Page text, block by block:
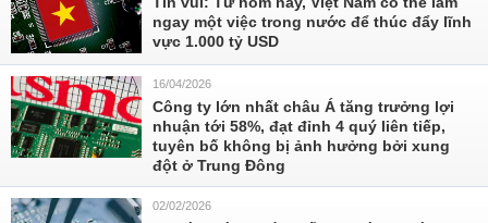
ngay một việc trong nước để thúc đẩy lĩnh
vực 1.000 tỷ USD
16/04/2026
Công ty lớn nhất châu Á tăng trưởng lợi
nhuận tới 58%, đạt đỉnh 4 quý liên tiếp,
tuyên bố không bị ảnh hưởng bởi xung
đột ở Trung Đông
02/02/2026